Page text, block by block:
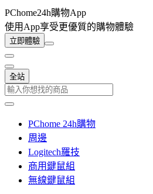
PChome24h購物App
使用App享受更優質的購物體驗
立即體驗
全站
PChome 24h購物
周邊
Logitech羅技
商用鍵鼠組
無線鍵鼠組